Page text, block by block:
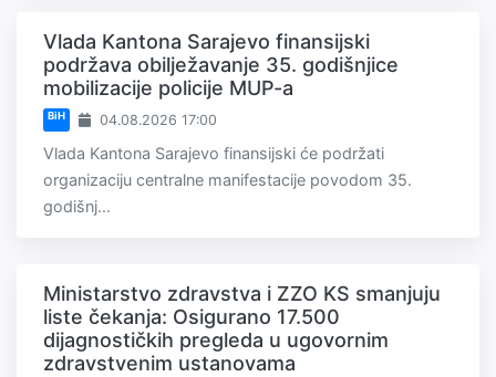
Vlada Kantona Sarajevo finansijski
podržava obilježavanje 35. godišnjice
mobilizacije policije MUP-a
BiH 04.08.2026 17:00
Vlada Kantona Sarajevo finansijski će podržati
organizaciju centralne manifestacije povodom 35.
godišnj...
Ministarstvo zdravstva i ZZO KS smanjuju
liste čekanja: Osigurano 17.500
dijagnostičkih pregleda u ugovornim
zdravstvenim ustanovama